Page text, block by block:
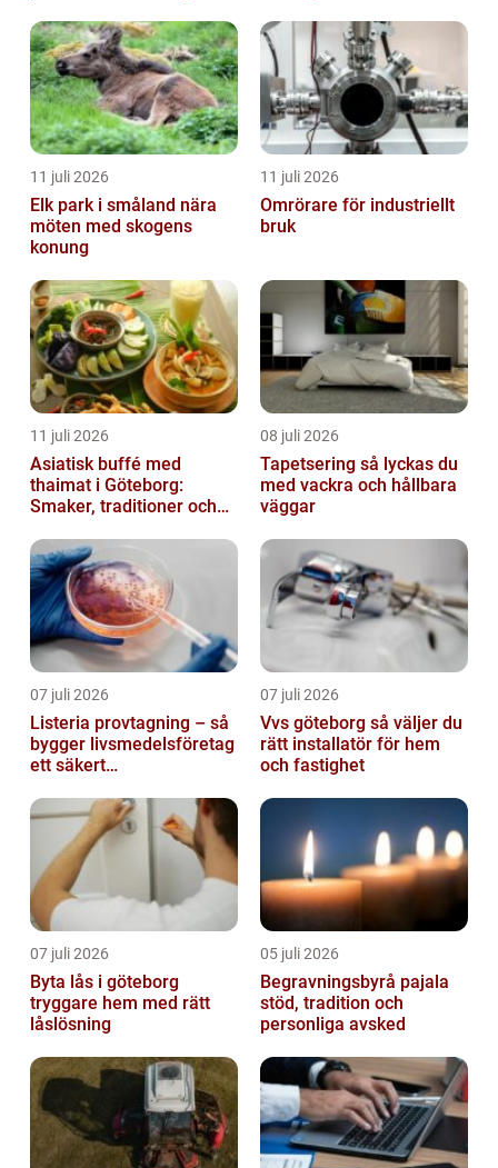
11 juli 2026
Elk park i småland nära
möten med skogens
konung
11 juli 2026
Omrörare för industriellt
bruk
11 juli 2026
Asiatisk buffé med
thaimat i Göteborg:
Smaker, traditioner och
08 juli 2026
Tapetsering så lyckas du
med vackra och hållbara
väggar
07 juli 2026
Listeria provtagning – så
bygger livsmedelsföretag
ett säkert
07 juli 2026
Vvs göteborg så väljer du
rätt installatör för hem
och fastighet
07 juli 2026
Byta lås i göteborg
tryggare hem med rätt
låslösning
05 juli 2026
Begravningsbyrå pajala
stöd, tradition och
personliga avsked